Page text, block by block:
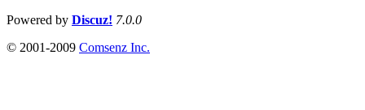
Powered by Discuz! 7.0.0
© 2001-2009 Comsenz Inc.